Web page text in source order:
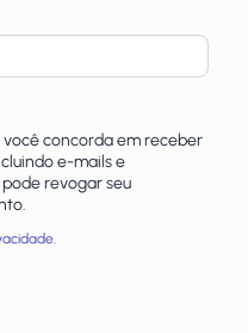
concorda em receber
e-mails e
revogar seu